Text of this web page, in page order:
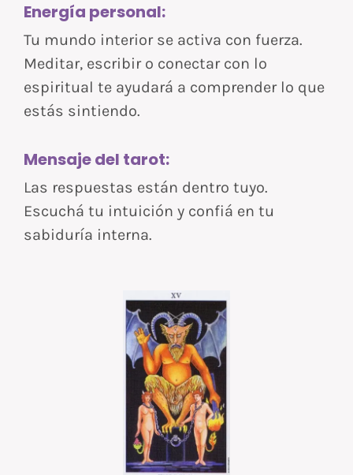
Energía personal:
Tu mundo interior se activa con fuerza.
Meditar, escribir o conectar con lo
espiritual te ayudará a comprender lo que
estás sintiendo.
Mensaje del tarot:
Las respuestas están dentro tuyo.
Escuchá tu intuición y confiá en tu
sabiduría interna.